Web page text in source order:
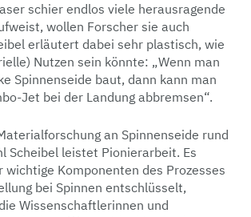
schier endlos viele herausragende
wollen Forscher sie auch
erläutert dabei sehr plastisch, wie
Nutzen sein könnte: „Wenn man
Spinnenseide baut, dann kann man
Jet bei der Landung abbremsen“.
an Spinnenseide rund
Scheibel leistet Pionierarbeit. Es
wichtige Komponenten des Prozesses
bei Spinnen entschlüsselt,
Wissenschaftlerinnen und